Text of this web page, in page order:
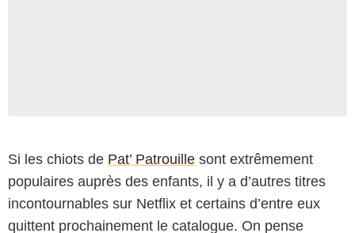
Si les chiots de Pat’ Patrouille sont extrêmement
populaires auprès des enfants, il y a d’autres titres
incontournables sur Netflix et certains d’entre eux
quittent prochainement le catalogue. On pense